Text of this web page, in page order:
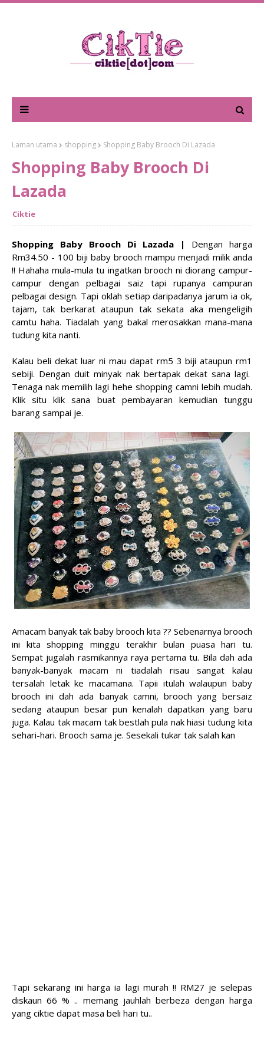
Laman utama shopping Shopping Baby Brooch Di Lazada
Shopping Baby Brooch Di
Lazada
Ciktie
Shopping Baby Brooch Di Lazada |
Dengan harga
Rm34.50 - 100 biji baby brooch mampu menjadi milik anda
!! Hahaha mula-mula tu ingatkan brooch ni diorang campur-
campur dengan pelbagai saiz tapi rupanya campuran
pelbagai design. Tapi oklah setiap daripadanya jarum ia ok,
tajam, tak berkarat ataupun tak sekata aka mengeligih
camtu haha. Tiadalah yang bakal merosakkan mana-mana
tudung kita nanti.
Kalau beli dekat luar ni mau dapat rm5 3 biji ataupun rm1
sebiji. Dengan duit minyak nak bertapak dekat sana lagi.
Tenaga nak memilih lagi hehe shopping camni lebih mudah.
Klik situ klik sana buat pembayaran kemudian tunggu
barang sampai je.
Amacam banyak tak baby brooch kita ?? Sebenarnya brooch
ini kita shopping minggu terakhir bulan puasa hari tu.
Sempat jugalah rasmikannya raya pertama tu. Bila dah ada
banyak-banyak macam ni tiadalah risau sangat kalau
tersalah letak ke macamana. Tapii itulah walaupun baby
brooch ini dah ada banyak camni, brooch yang bersaiz
sedang ataupun besar pun kenalah dapatkan yang baru
juga. Kalau tak macam tak bestlah pula nak hiasi tudung kita
sehari-hari. Brooch sama je. Sesekali tukar tak salah kan
Tapi sekarang ini harga ia lagi murah !! RM27 je selepas
diskaun 66 % .. memang jauhlah berbeza dengan harga
yang ciktie dapat masa beli hari tu..